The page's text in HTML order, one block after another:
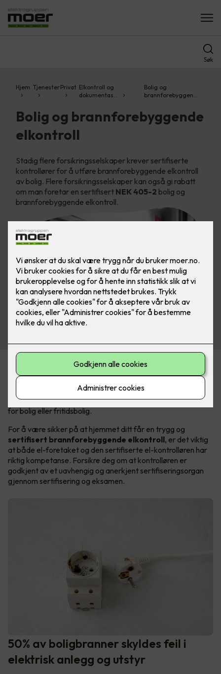
Søk
Hjem TjenesterPrivat Elkontroll og
dokumentas…
Bolig og
brannforebyggen…
Bolig og brannforebyggende
elkontroll
Stadig flere forsikringsselskaper krever sertifiserte
kontrollører for å utføre brannforebyggende elkontroll
av bolig. Flere forsikringsselskaper kan også gi rabatt
om man foretar en sertifisert NEK 405-2 bolig og
brannforebyggende elkontroll.
Elkontroll for å hindre boligbrann
Er det lenge siden det elektriske anlegget ditt har blitt
undersøkt? Om ja, anbefaler vi at du bestiller en elkontroll,
for bolig eller fritidsbolig.
For å være sikker på at hjemmet ditt får en trygg og
sertifisert brannforebyggende elkontroll, er det viktig
at både el-foretaket og den sertifiserte el-kontrolløren har
riktig kompetanse. Forsikre deg om at kontrolløren er
godkjent av et uavhengig og anerkjent sertifiseringsorgan
gjennom sertifisering og eksamen.
50% av boligbranner skyldes feil i
elektrisk anlegg og utstyr